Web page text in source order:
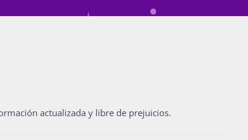
actualizada y libre de prejuicios.